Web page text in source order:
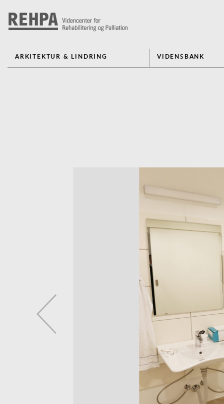
ARKITEKTUR & LINDRING VIDENSBANK